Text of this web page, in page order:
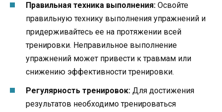
Правильная техника выполнения: Освойте
правильную технику выполнения упражнений и
придерживайтесь ее на протяжении всей
тренировки. Неправильное выполнение
упражнений может привести к травмам или
снижению эффективности тренировки.
Регулярность тренировок: Для достижения
результатов необходимо тренироваться